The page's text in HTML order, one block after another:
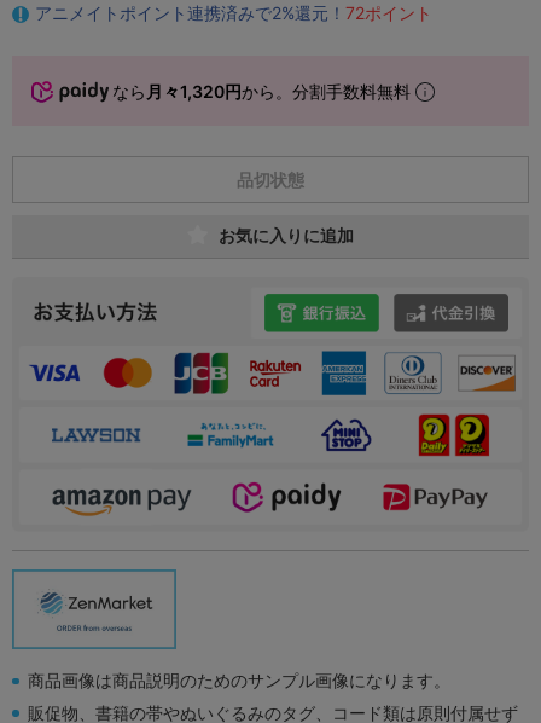
アニメイトポイント連携済みで2%還元！ 72ポイント
なら 月々1,320円から。分割手数料無料
品切状態
お気に入りに追加
商品画像は商品説明のためのサンプル画像になります。
販促物、書籍の帯やぬいぐるみのタグ、コード類は原則付属せず